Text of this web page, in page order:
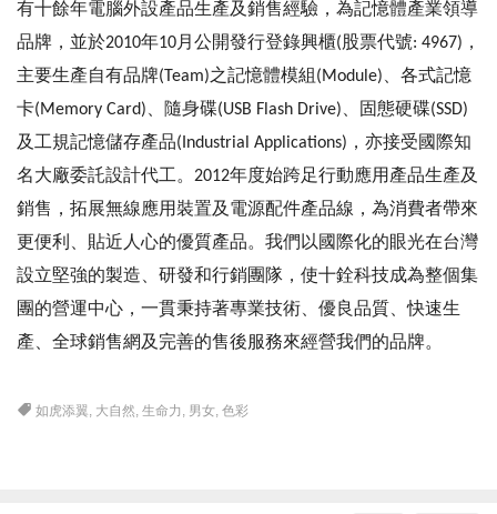
有十餘年電腦外設產品生產及銷售經驗，為記憶體產業領導
品牌，並於2010年10月公開發行登錄興櫃(股票代號: 4967)，
主要生產自有品牌(Team)之記憶體模組(Module)、各式記憶
卡(Memory Card)、隨身碟(USB Flash Drive)、固態硬碟(SSD)
及工規記憶儲存產品(Industrial Applications)，亦接受國際知
名大廠委託設計代工。2012年度始跨足行動應用產品生產及
銷售，拓展無線應用裝置及電源配件產品線，為消費者帶來
更便利、貼近人心的優質產品。我們以國際化的眼光在台灣
設立堅強的製造、研發和行銷團隊，使十銓科技成為整個集
團的營運中心，一貫秉持著專業技術、優良品質、快速生
產、全球銷售網及完善的售後服務來經營我們的品牌。
如虎添翼, 大自然,生命力 , 男女,色彩